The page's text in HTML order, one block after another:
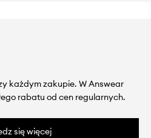
każdym zakupie. W Answear
rabatu od cen regularnych.
się więcej